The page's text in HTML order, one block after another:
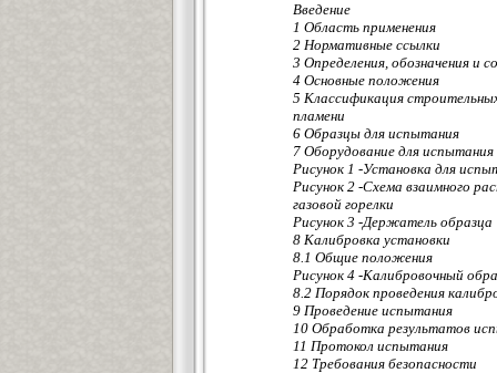
Введение
1 Область применения
2 Нормативные ссылки
3 Определения, обозначения и
4 Основные положения
5 Классификация
пламени
6 Образцы для испытания
7 Оборудование для испытания
Рисунок 1 -Установка для
Рисунок 2 -Схема взаимного
газовой горелки
Рисунок 3 -Держатель образца
8 Калибровка установки
8.1 Общие положения
Рисунок 4 -Калибровочный
8.2 Порядок проведения
9 Проведение испытания
10 Обработка результатов
11 Протокол испытания
12 Требования безопасности